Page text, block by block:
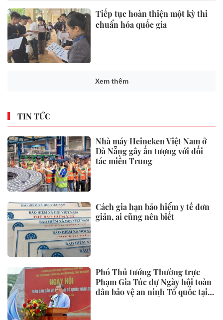
Tiếp tục hoàn thiện một kỳ thi
chuẩn hóa quốc gia
Xem thêm
TIN TỨC
Nhà máy Heineken Việt Nam ở
Đà Nẵng gây ấn tượng với đối
tác miền Trung
Cách gia hạn bảo hiểm y tế đơn
giản, ai cũng nên biết
Phó Thủ tướng Thường trực
Phạm Gia Túc dự Ngày hội toàn
dân bảo vệ an ninh Tổ quốc tại